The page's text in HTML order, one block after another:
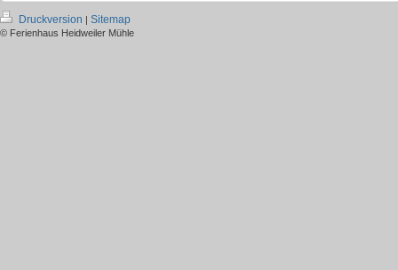
Druckversion | Sitemap
© Ferienhaus Heidweiler Mühle